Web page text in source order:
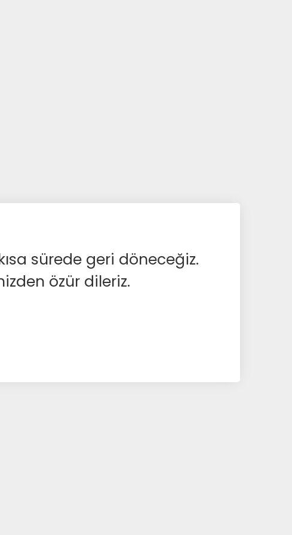
sürede geri döneceğiz.
özür dileriz.